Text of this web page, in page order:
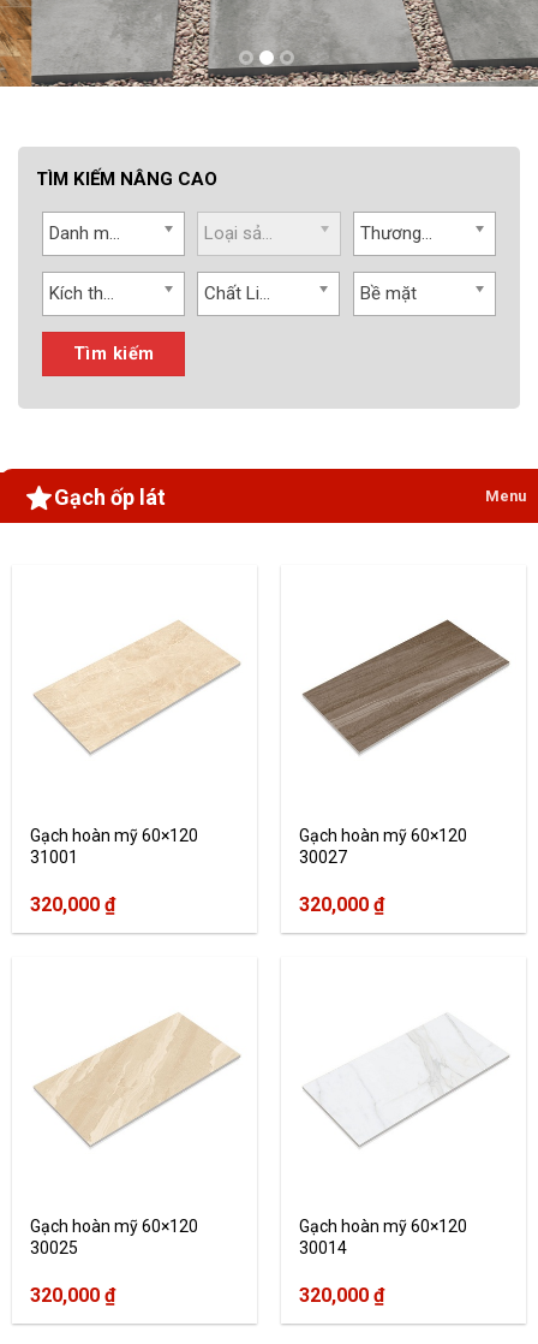
TÌM KIẾM NÂNG CAO
Danh mục Loại sản phẩm Thương hiệu
Kích thước Chất Liệu Bề mặt
Tìm kiếm
Gạch ốp lát Menu
Gạch hoàn mỹ 60×120
31001
320,000 ₫
Gạch hoàn mỹ 60×120
30027
320,000 ₫
Gạch hoàn mỹ 60×120
30025
320,000 ₫
Gạch hoàn mỹ 60×120
30014
320,000 ₫